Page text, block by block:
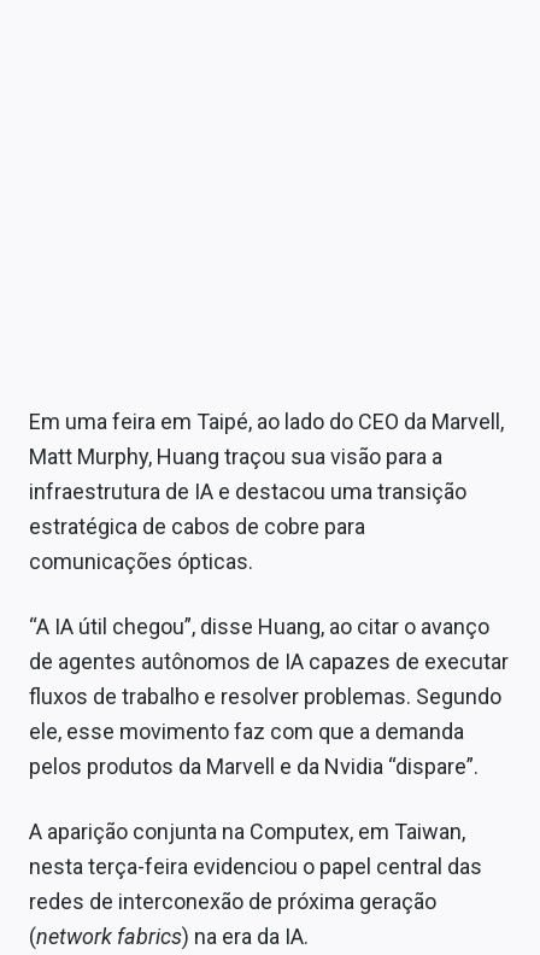
Em uma feira em Taipé, ao lado do CEO da Marvell,
Matt Murphy, Huang traçou sua visão para a
infraestrutura de IA e destacou uma transição
estratégica de cabos de cobre para
comunicações ópticas.
“A IA útil chegou”, disse Huang, ao citar o avanço
de agentes autônomos de IA capazes de executar
fluxos de trabalho e resolver problemas. Segundo
ele, esse movimento faz com que a demanda
pelos produtos da Marvell e da Nvidia “dispare”.
A aparição conjunta na Computex, em Taiwan,
nesta terça-feira evidenciou o papel central das
redes de interconexão de próxima geração
(network fabrics) na era da IA.